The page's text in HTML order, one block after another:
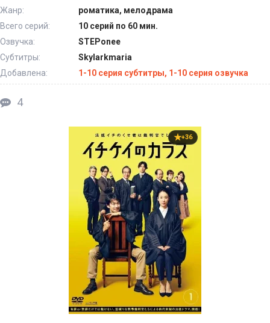
Жанр:
роматика, мелодрама
Всего серий:
10 серий по 60 мин.
Озвучка:
STEPonee
Субтитры:
Skylarkmaria
Добавлена:
1-10 серия субтитры, 1-10 серия озвучка
4
+36